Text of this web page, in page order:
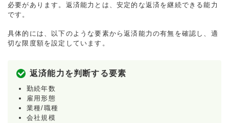
必要があります。返済能力とは、安定的な返済を継続できる能力
です。
具体的には、以下のような要素から返済能力の有無を確認し、適
切な限度額を設定しています。
返済能力を判断する要素
勤続年数
雇用形態
業種/職種
会社規模